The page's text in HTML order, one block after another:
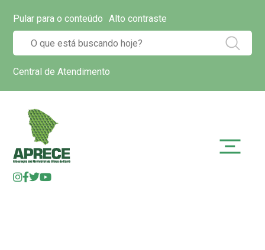
Pular para o conteúdo Alto contraste
Central de Atendimento